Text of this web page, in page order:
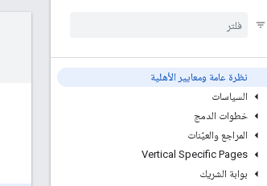
نظرة عامة ومعايير الأهلية
السياسات
خطوات الدمج
المراجع والعيّنات
Vertical Specific Pages
بوابة الشريك